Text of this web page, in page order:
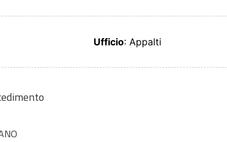
Ufficio: Appalti